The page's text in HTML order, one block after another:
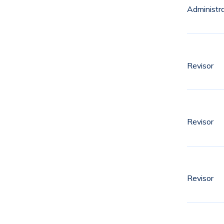
Revisor
Revisor
Revisor